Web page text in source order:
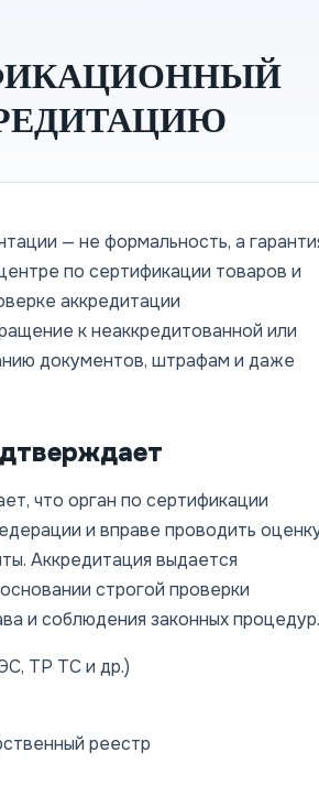
— не формальность, а
по сертификации товаров и
аккредитации
к неаккредитованной или
документов, штрафам и даже
что орган по сертификации
и вправе проводить
Аккредитация выдается
строгой проверки
и соблюдения законных процедур.
ТР ТС и др.)
реестр